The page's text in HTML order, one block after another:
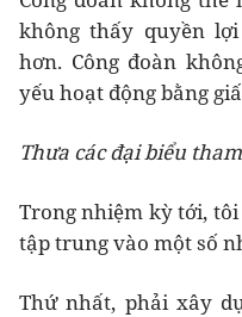
không thấy quyền
hơn. Công đoàn
yếu hoạt động bằng
Thưa các đại biểu
Trong nhiệm kỳ tới, tôi
tập trung vào một số
Thứ nhất, phải xây